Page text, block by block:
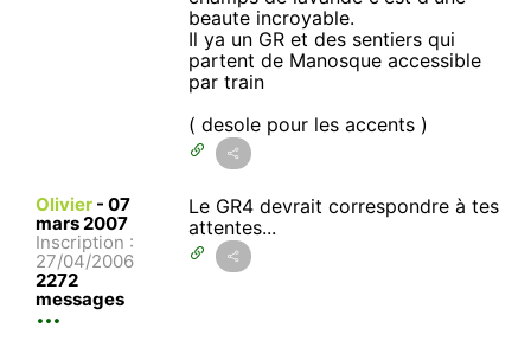
beaute incroyable.
Il ya un GR et des sentiers qui
partent de Manosque accessible
par train
( desole pour les accents )
Olivier - 07
mars 2007
Inscription :
27/04/2006
2272
messages
Le GR4 devrait correspondre à tes
attentes...